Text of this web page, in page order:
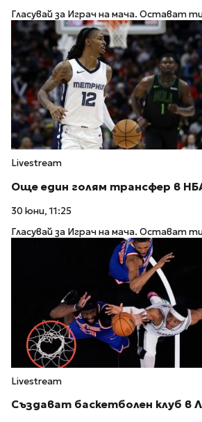
Гласувай за Играч на мача. Остават
Livestream
Още един голям трансфер в
30 юни, 11:25
Гласувай за Играч на мача. Остават
Livestream
Създават баскетболен клуб в